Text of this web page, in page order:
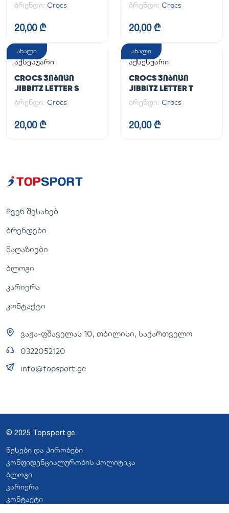
ბრენდი: Crocs
20,00 ₾
ბრენდი: Crocs
20,00 ₾
ახალი
აქსესუარი
CROCS ᲯᲘᲑᲘᲪᲘ
JIBBITZ LETTER S
ბრენდი: Crocs
20,00 ₾
ახალი
აქსესუარი
CROCS ᲯᲘᲑᲘᲪᲘ
JIBBITZ LETTER T
ბრენდი: Crocs
20,00 ₾
ჩვენ შესახებ
ბრენდები
მაღაზიები
ბლოგი
კარიერა
კონტაქტი
ვაჟა-ფშაველას 10, თბილისი, საქართველო
0322052120
info@topsport.ge
© 2025 Topsport.ge
წესები და პირობები
კონფიდენციალურობის პოლიტიკა
ბლოგი
კარიერა
კონტაქტი